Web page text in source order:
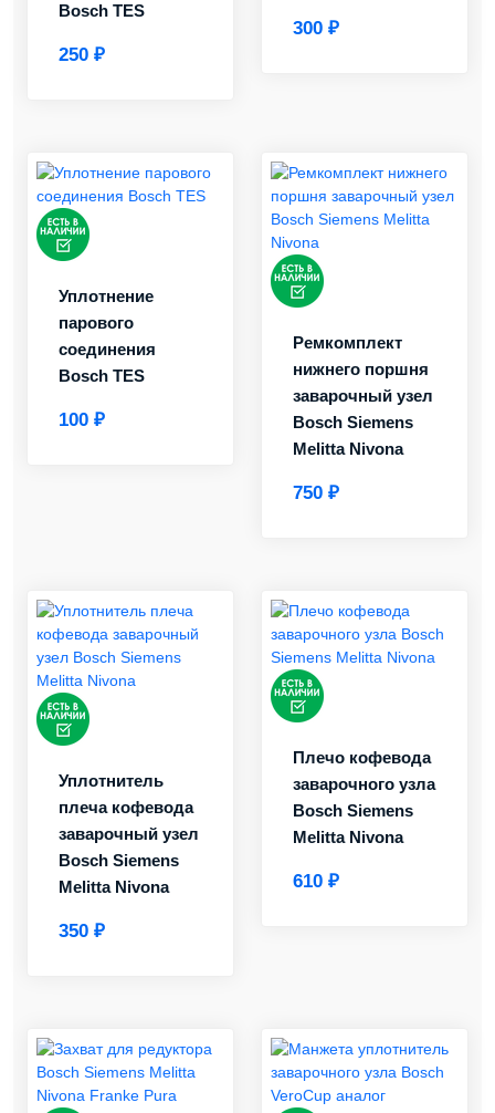
Bosch TES
250 ₽
300 ₽
Уплотнение
парового
соединения
Bosch TES
100 ₽
Ремкомплект
нижнего поршня
заварочный узел
Bosch Siemens
Melitta Nivona
750 ₽
Уплотнитель
плеча кофевода
заварочный узел
Bosch Siemens
Melitta Nivona
350 ₽
Плечо кофевода
заварочного узла
Bosch Siemens
Melitta Nivona
610 ₽